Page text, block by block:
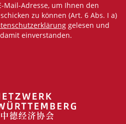
Adresse, um Ihnen den
zu können (Art. 6 Abs. I a)
gelesen und
einverstanden.